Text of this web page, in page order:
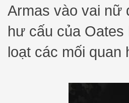
Armas vào vai nữ
hư cấu của
loạt các mối quan